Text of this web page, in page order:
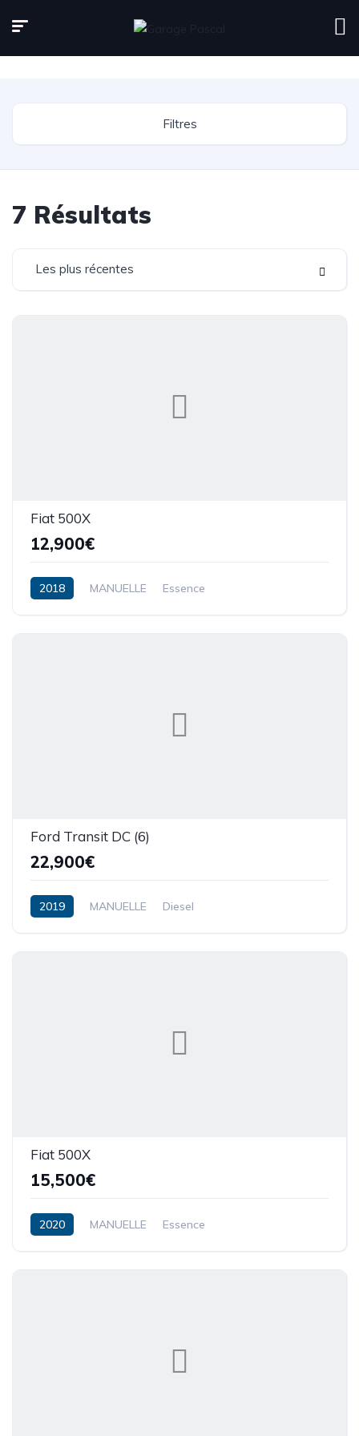
Page d'accueil Inventaire
Filtres
7 Résultats
Les plus récentes
Fiat 500X
12,900€
2018 MANUELLE Essence
Ford Transit DC (6)
22,900€
2019 MANUELLE Diesel
Fiat 500X
15,500€
2020 MANUELLE Essence